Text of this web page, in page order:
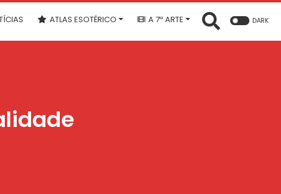
ATLAS ESOTÉRICO A 7ª ARTE DARK